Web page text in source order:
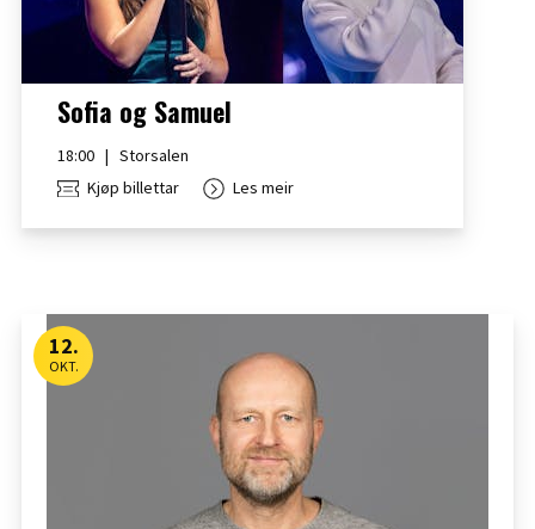
Sofia og Samuel
18:00 | Storsalen
Kjøp billettar
Les meir
12.
OKT.